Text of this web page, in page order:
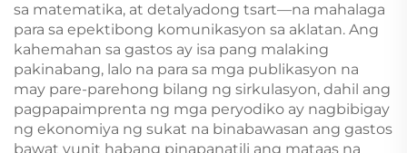
sa matematika, at detalyadong tsart—na mahalaga
para sa epektibong komunikasyon sa aklatan. Ang
kahemahan sa gastos ay isa pang malaking
pakinabang, lalo na para sa mga publikasyon na
may pare-parehong bilang ng sirkulasyon, dahil ang
pagpapaimprenta ng mga peryodiko ay nagbibigay
ng ekonomiya ng sukat na binabawasan ang gastos
bawat yunit habang pinapanatili ang mataas na